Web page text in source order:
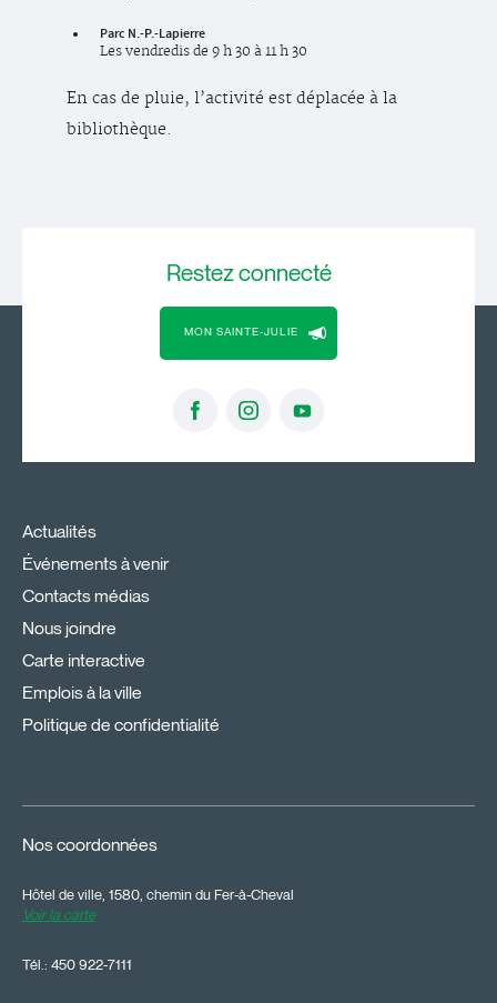
Parc N.-P.-Lapierre
Les vendredis de 9 h 30 à 11 h 30
En cas de pluie, l’activité est déplacée à la
bibliothèque.
Restezconnecté
MON SAINTE-JULIE
Actualités
Événements à venir
Contacts médias
Nous joindre
Carte interactive
Emplois à la ville
Politique de confidentialité
Nos coordonnées
Hôtel de ville, 1580, chemin du Fer-à-Cheval
Voir la carte
Tél.: 450 922-7111